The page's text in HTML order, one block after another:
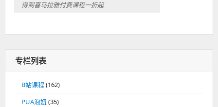
得到喜马拉雅付费课程一折起
专栏列表
B站课程(162)
PUA泡妞 (35)